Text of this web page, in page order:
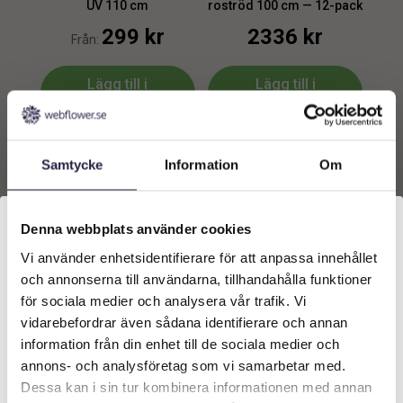
Samtycke Information Om
Denna webbplats använder cookies
Vi använder enhetsidentifierare för att anpassa innehållet
och annonserna till användarna, tillhandahålla funktioner
för sociala medier och analysera vår trafik. Vi
vidarebefordrar även sådana identifierare och annan
information från din enhet till de sociala medier och
annons- och analysföretag som vi samarbetar med.
Dessa kan i sin tur kombinera informationen med annan
UV 110 cm
Från: 299 kr
Lägg till i
varukorg
roströd 100 cm — 12-pack
2336 kr
Lägg till i
varukorg
Eucalyptus | Konstgjord
Kvist Grön 60 cm
Från:79kr
Eucalyptus | Konstgjord
kvist orange 79 cm
Från:79kr
Välkommen till Webflower
Vilken typ av kund är du? Du kan alltid justera ditt val
längst upp på sidan.
Företagskund (exkl. moms)